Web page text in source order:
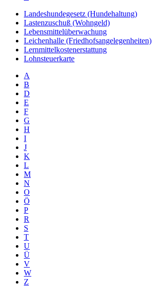
Landeshundegesetz (Hundehaltung)
Lastenzuschuß (Wohngeld)
Lebensmittelüberwachung
Leichenhalle (Friedhofsangelegenheiten)
Lernmittelkostenerstattung
Lohnsteuerkarte
A
B
D
E
F
G
H
I
J
K
L
M
N
O
Ö
P
R
S
T
U
Ü
V
W
Z